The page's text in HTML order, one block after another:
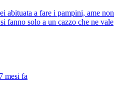
abituata a fare i pampini, ame non
fanno solo a un cazzo che ne vale
7 mesi fa